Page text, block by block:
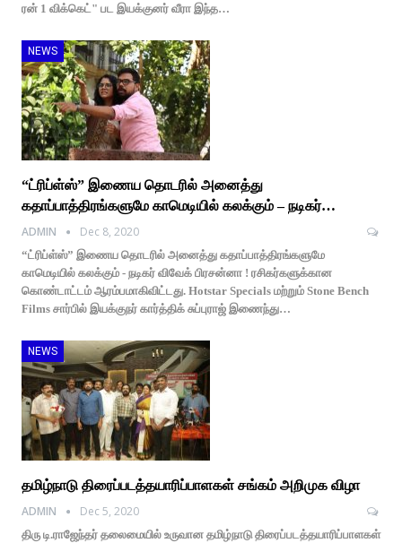
ரன் 1 விக்கெட்" பட இயக்குனர் வீரா இந்த…
NEWS
“ட்ரிப்ள்ஸ்” இணைய தொடரில் அனைத்து
கதாப்பாத்திரங்களுமே காமெடியில் கலக்கும் – நடிகர்…
ADMIN
Dec 8, 2020
“ட்ரிப்ள்ஸ்” இணைய தொடரில் அனைத்து கதாப்பாத்திரங்களுமே
காமெடியில் கலக்கும் - நடிகர் விவேக் பிரசன்னா ! ரசிகர்களுக்கான
கொண்டாட்டம் ஆரம்பமாகிவிட்டது. Hotstar Specials மற்றும் Stone Bench
Films சார்பில் இயக்குநர் கார்த்திக் சுப்புராஜ் இணைந்து…
NEWS
தமிழ்நாடு திரைப்படத்தயாரிப்பாளகள் சங்கம் அறிமுக விழா
ADMIN
Dec 5, 2020
திரு டி.ராஜேந்தர் தலைமையில் உருவான தமிழ்நாடு திரைப்படத்தயாரிப்பாளகள்